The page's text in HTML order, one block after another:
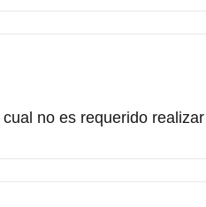
no es requerido